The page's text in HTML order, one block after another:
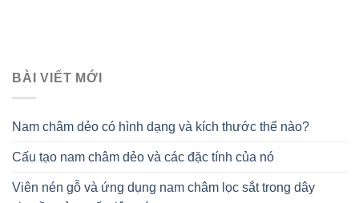
BÀI VIẾT MỚI
Nam châm dẻo có hình dạng và kích thước thế nào?
Cấu tạo nam châm dẻo và các đặc tính của nó
Viên nén gỗ và ứng dụng nam châm lọc sắt trong dây